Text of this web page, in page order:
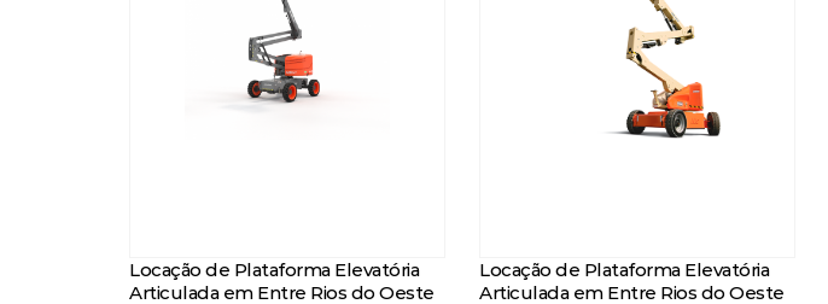
Locação de Plataforma Elevatória
Articulada em Entre Rios do Oeste
Locação de Plataforma Elevatória
Articulada em Entre Rios do Oeste